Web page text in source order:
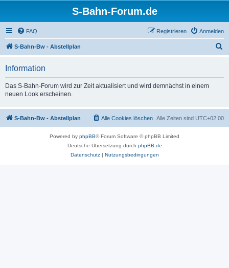
S-Bahn-Forum.de
FAQ Anmelden
Registrieren
S-Bahn-Bw - Abstellplan
Information
Das S-Bahn-Forum wird zur Zeit aktualisiert und wird demnächst in einem
neuen Look erscheinen.
S-Bahn-Bw - Abstellplan Alle Zeiten sind UTC+02:00
Alle Cookies löschen
Powered by phpBB® Forum Software © phpBB Limited
Deutsche Übersetzung durch phpBB.de
Datenschutz| Nutzungsbedingungen